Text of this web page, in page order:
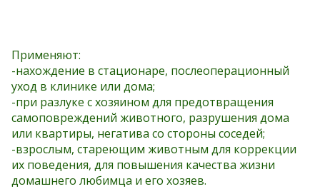
Применяют:
-нахождение в стационаре, послеоперационный
уход в клинике или дома;
-при разлуке с хозяином для предотвращения
самоповреждений животного, разрушения дома
или квартиры, негатива со стороны соседей;
-взрослым, стареющим животным для коррекции
их поведения, для повышения качества жизни
домашнего любимца и его хозяев.